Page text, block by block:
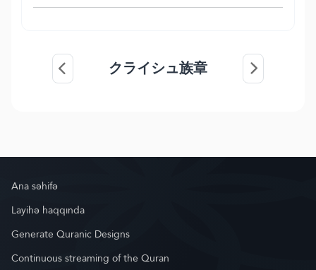
クライシュ族章
Ana səhifə
Layihə haqqında
Generate Quranic Designs
Continuous streaming of the Quran